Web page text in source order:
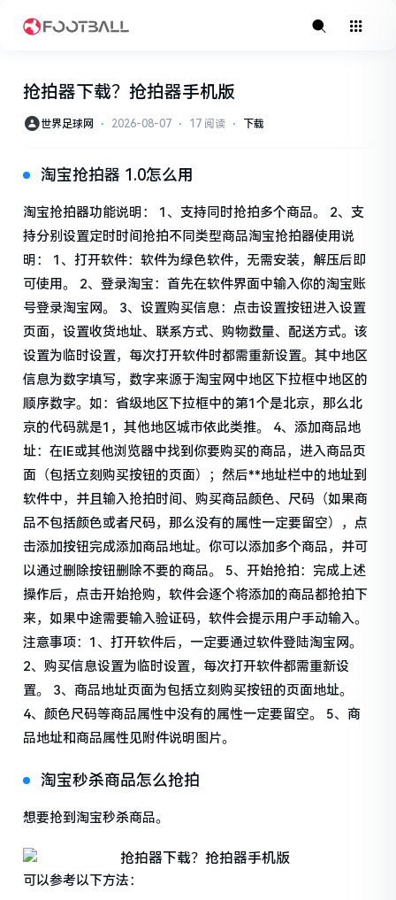
抢拍器下载？抢拍器手机版
世界足球网 ⋅ 2026-08-07 ⋅ 17 阅读 ⋅ 下载
淘宝抢拍器 1.0怎么用
淘宝抢拍器功能说明： 1、支持同时抢拍多个商品。 2、支
持分别设置定时时间抢拍不同类型商品淘宝抢拍器使用说
明： 1、打开软件：软件为绿色软件，无需安装，解压后即
可使用。 2、登录淘宝：首先在软件界面中输入你的淘宝账
号登录淘宝网。 3、设置购买信息：点击设置按钮进入设置
页面，设置收货地址、联系方式、购物数量、配送方式。该
设置为临时设置，每次打开软件时都需重新设置。其中地区
信息为数字填写，数字来源于淘宝网中地区下拉框中地区的
顺序数字。如：省级地区下拉框中的第1个是北京，那么北
京的代码就是1，其他地区城市依此类推。 4、添加商品地
址：在IE或其他浏览器中找到你要购买的商品，进入商品页
面（包括立刻购买按钮的页面）；然后**地址栏中的地址到
软件中，并且输入抢拍时间、购买商品颜色、尺码（如果商
品不包括颜色或者尺码，那么没有的属性一定要留空），点
击添加按钮完成添加商品地址。你可以添加多个商品，并可
以通过删除按钮删除不要的商品。 5、开始抢拍：完成上述
操作后，点击开始抢购，软件会逐个将添加的商品都抢拍下
来，如果中途需要输入验证码，软件会提示用户手动输入。
注意事项：1、打开软件后，一定要通过软件登陆淘宝网。
2、购买信息设置为临时设置，每次打开软件都需重新设
置。 3、商品地址页面为包括立刻购买按钮的页面地址。
4、颜色尺码等商品属性中没有的属性一定要留空。 5、商
品地址和商品属性见附件说明图片。
淘宝秒杀商品怎么抢拍
想要抢到淘宝秒杀商品。
可以参考以下方法：